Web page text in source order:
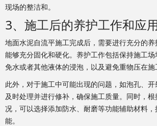
现场的整洁和。
3、施工后的养护工作和应
地面水泥自流平施工完成后，需要进行充分的
能够充分固化和硬化。养护工作包括保持施工
免水或者其他液体的浸泡，以及避免重物压在施
此外，对于施工中可能出现的问题，如泡孔、
及时处理并进行修补，确保施工质量。同时，
况，可以选择添加防水、耐磨等功能辅助材料
能。